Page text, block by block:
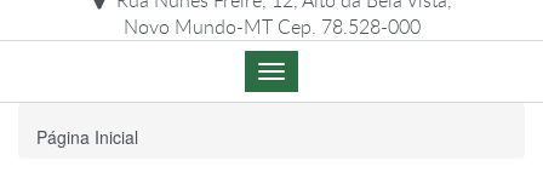
Novo Mundo-MT Cep. 78.528-000
Menu
de
Página Inicial